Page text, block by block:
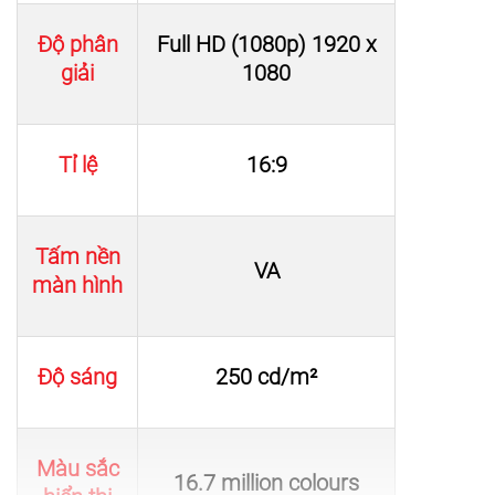
Độ phân
giải
Full HD (1080p) 1920 x
1080
Tỉ lệ 16:9
Tấm nền
màn hình
VA
Độ sáng 250 cd/m²
Màu sắc
16.7 million colours